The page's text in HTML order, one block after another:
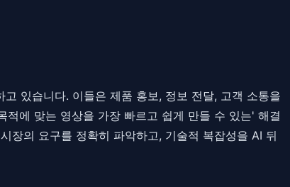
있습니다. 이들은 제품 홍보, 정보 전달, 고객 소통을
에 맞는 영상을 가장 빠르고 쉽게 만들 수 있는' 해결
장의 요구를 정확히 파악하고, 기술적 복잡성을 AI 뒤